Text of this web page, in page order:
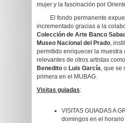
mujer y la fascinación por
El fondo permanente
incrementado gracias a la
Colección de Arte Banco
Museo Nacional del Prado,
permitido enriquecer la muestra
relevantes de otros artistas como
Benedito o Luis García, que se
primera en el MUBAG.
Visitas guiadas:
VISITAS GUIADAS A
domingos en el